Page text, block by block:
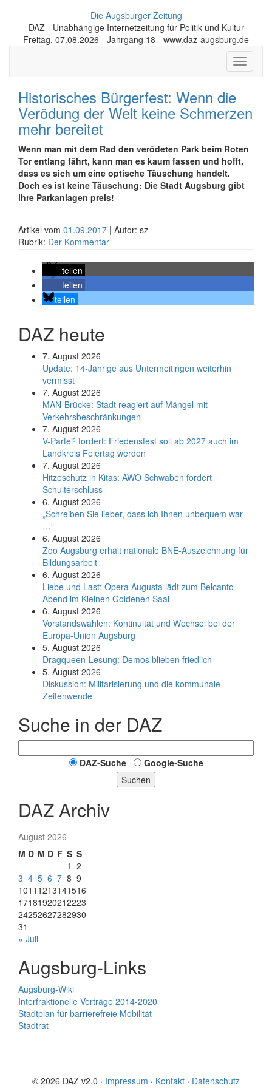
Die Augsburger Zeitung
DAZ - Unabhängige Internetzeitung für Politik und Kultur
Freitag, 07.08.2026 - Jahrgang 18 - www.daz-augsburg.de
Toggle
Historisches Bürgerfest: Wenn die
Verödung der Welt keine Schmerzen
mehr bereitet
Wenn man mit dem Rad den verödeten Park beim Roten
Tor entlang fährt, kann man es kaum fassen und hofft,
dass es sich um eine optische Täuschung handelt.
Doch es ist keine Täuschung: Die Stadt Augsburg gibt
ihre Parkanlagen preis!
Artikel vom 01.09.2017 | Autor: sz
Rubrik: Der Kommentar
teilen
teilen
teilen
DAZ heute
7. August 2026
Update: 14-Jährige aus Untermeitingen weiterhin
vermisst
7. August 2026
MAN-Brücke: Stadt reagiert auf Mängel mit
Verkehrsbeschränkungen
7. August 2026
V-Partei­³ fordert: Friedens­fest soll ab 2027 auch im
Land­kreis Feier­tag werden
7. August 2026
Hitzeschutz in Kitas: AWO Schwaben fordert
Schulterschluss
6. August 2026
„Schreiben Sie lieber, dass ich Ihnen unbequem war
…“
6. August 2026
Zoo Augsburg erhält nationale BNE-Auszeichnung für
Bildungsarbeit
6. August 2026
Liebe und Last: Opera Augusta lädt zum Belcanto-
Abend im Kleinen Goldenen Saal
6. August 2026
Vorstandswahlen: Kontinuität und Wechsel bei der
Europa-Union Augsburg
5. August 2026
Dragqueen-Lesung: Demos blieben friedlich
5. August 2026
Diskussion: Mi­li­ta­ri­sie­rung und die kommunale
Zeitenwende
Suche in der DAZ
DAZ-Suche
Google-Suche
Suchen
DAZ Archiv
August 2026
M D M D F S S
1 2
3 4 5 6 7 8 9
1011 1213141516
17181920212223
24252627282930
31
« Juli
Augsburg-Links
Augsburg-Wiki
Interfraktionelle Verträge 2014-2020
Stadtplan für barrierefreie Mobilität
Stadtrat
© 2026 DAZ v2.0 · Impressum · Kontakt · Datenschutz